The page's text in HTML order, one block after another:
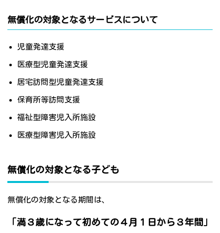
無償化の対象となるサービスについて
児童発達支援
医療型児童発達支援
居宅訪問型児童発達支援
保育所等訪問支援
福祉型障害児入所施設
医療型障害児入所施設
無償化の対象となる子ども
無償化の対象となる期間は、
「満３歳になって初めての４月１日から３年間」